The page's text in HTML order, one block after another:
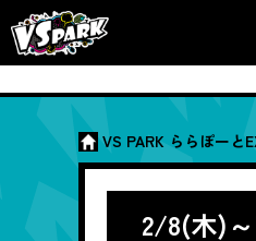
VS PARK ららぽーと
2/8(木)